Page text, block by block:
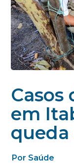
Casos
em
queda
Por Saúde